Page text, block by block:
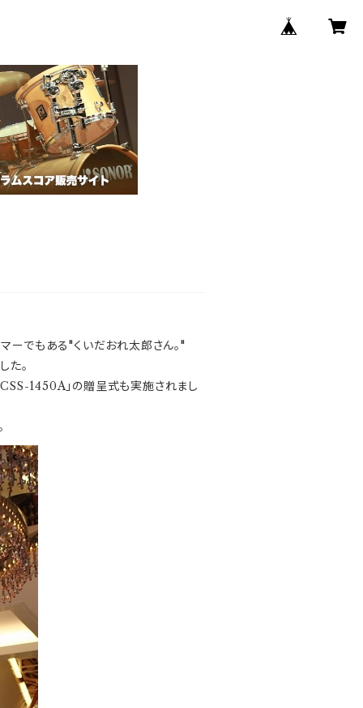
ーでもある"くいだおれ太郎さん。"
た。
CSS-1450A」の贈呈式も実施されまし